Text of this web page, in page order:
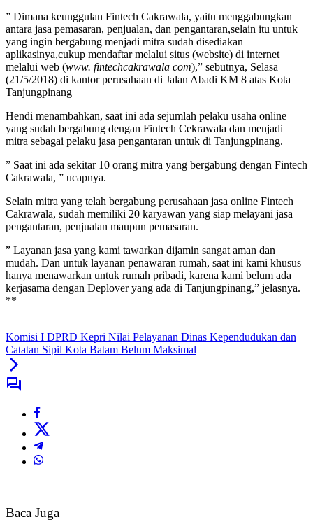
” Dimana keunggulan Fintech Cakrawala, yaitu menggabungkan
antara jasa pemasaran, penjualan, dan pengantaran,selain itu untuk
yang ingin bergabung menjadi mitra sudah disediakan
aplikasinya,cukup mendaftar melalui situs (website) di internet
melalui web (www. fintechcakrawala com),” sebutnya, Selasa
(21/5/2018) di kantor perusahaan di Jalan Abadi KM 8 atas Kota
Tanjungpinang
Hendi menambahkan, saat ini ada sejumlah pelaku usaha online
yang sudah bergabung dengan Fintech Cekrawala dan menjadi
mitra sebagai pelaku jasa pengantaran untuk di Tanjungpinang.
” Saat ini ada sekitar 10 orang mitra yang bergabung dengan Fintech
Cakrawala, ” ucapnya.
Selain mitra yang telah bergabung perusahaan jasa online Fintech
Cakrawala, sudah memiliki 20 karyawan yang siap melayani jasa
pengantaran, penjualan maupun pemasaran.
” Layanan jasa yang kami tawarkan dijamin sangat aman dan
mudah. Dan untuk layanan penawaran rumah, saat ini kami khusus
hanya menawarkan untuk rumah pribadi, karena kami belum ada
kerjasama dengan Deplover yang ada di Tanjungpinang,” jelasnya.
**
Komisi I DPRD Kepri Nilai Pelayanan Dinas Kependudukan dan
Catatan Sipil Kota Batam Belum Maksimal
Baca Juga